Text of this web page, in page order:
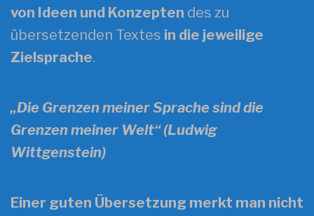
von Ideen und Konzepten des zu
übersetzenden Textes in die jeweilige
Zielsprache.
„Die Grenzen meiner Sprache sind die
Grenzen meiner Welt“ (Ludwig
Wittgenstein)
Einer guten Übersetzung merkt man nicht